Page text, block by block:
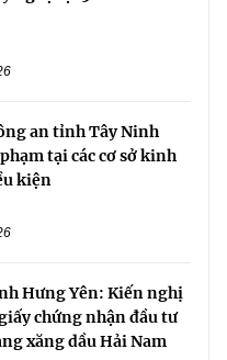
an tỉnh Tây Ninh
tại các cơ sở kinh
kiện
Hưng Yên: Kiến nghị
chứng nhận đầu tư
xăng dầu Hải Nam